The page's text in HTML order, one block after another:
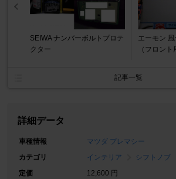
SEIWA ナンバーボルトプロテ
クター
エーモン
（フロント
記事一覧
詳細データ
車種情報
マツダ プレマシー
カテゴリ
インテリア
シフトノブ
定価
12,600 円